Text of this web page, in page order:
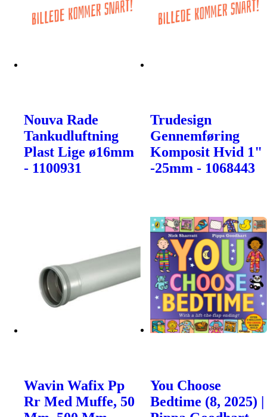
Nouva Rade
Tankudluftning
Plast Lige ø16mm
- 1100931
Trudesign
Gennemføring
Komposit Hvid 1"
-25mm - 1068443
Wavin Wafix Pp
Rr Med Muffe, 50
You Choose
Bedtime (8, 2025) |